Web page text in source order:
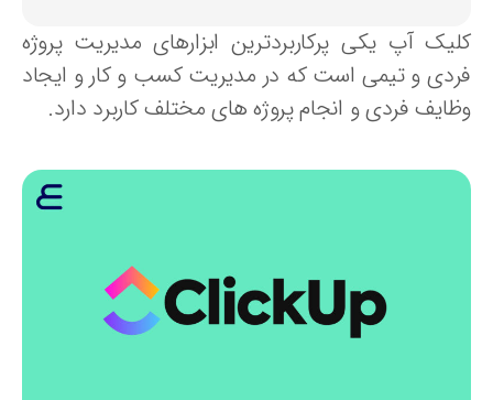
آپ یکی پرکاربردترین ابزارهای مدیریت پروژه
و تیمی است که در مدیریت کسب و کار و ایجاد
فردی و انجام پروژه های مختلف کاربرد دارد.